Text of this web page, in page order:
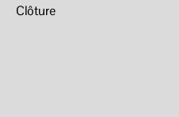
Clôture